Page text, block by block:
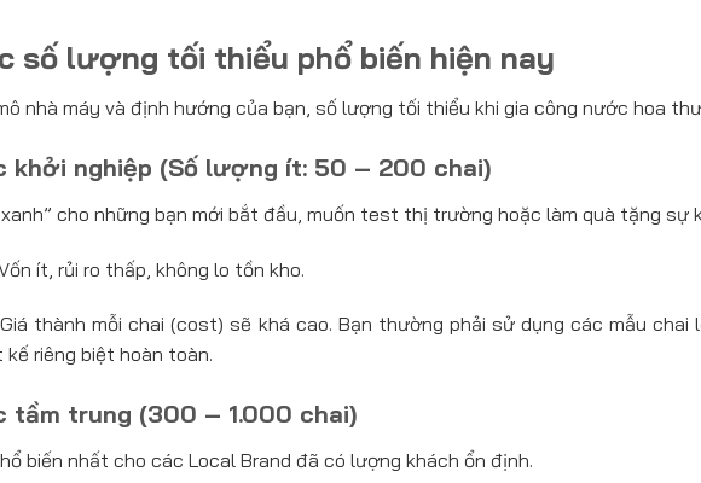
số lượng tối thiểu phổ biến hiện nay
nhà máy và định hướng của bạn, số lượng tối thiểu khi gia công nước hoa
khởi nghiệp (Số lượng ít: 50 – 200 chai)
cho những bạn mới bắt đầu, muốn test thị trường hoặc làm quà tặng sự
ít, rủi ro thấp, không lo tồn kho.
Giá thành mỗi chai (cost) sẽ khá cao. Bạn thường phải sử dụng các mẫu
riêng biệt hoàn toàn.
tầm trung (300 – 1.000 chai)
biến nhất cho các Local Brand đã có lượng khách ổn định.